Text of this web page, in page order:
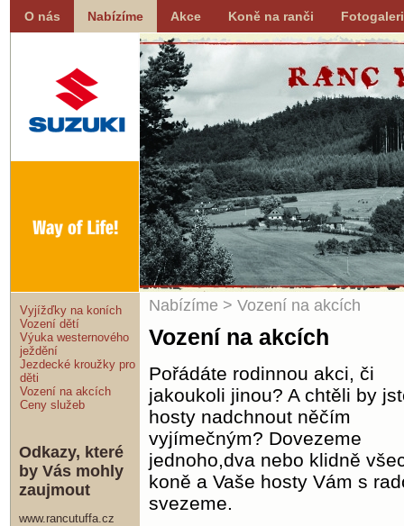
O nás Nabízíme Akce Koně na ranči
Vyjížďky na koních
Vození dětí
Výuka westernového
ježdění
Jezdecké kroužky pro
děti
Vození na akcích
Ceny služeb
Odkazy, které
by Vás mohly
zaujmout
www.rancutuffa.cz
Nabízíme > Vození na akcích
Vození na akcích
Pořádáte rodinnou akci, či
jakoukoli jinou? A chtěli by
hosty nadchnout něčím
vyjímečným? Dovezeme
jednoho,dva nebo klidně
koně a Vaše hosty Vám s
svezeme.